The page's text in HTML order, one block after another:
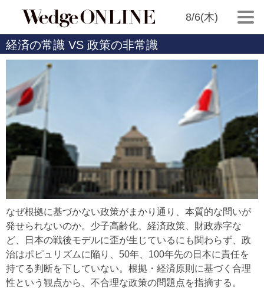
8/6(木)
経済の常識 VS 政策の非常識
なぜ根拠に基づかない政策がまかり通り、本質的な問いが
発せられないのか。少子高齢化、経済政策、財政赤字な
ど、日本の戦後モデルに歪が生じているにも関わらず、政
治はポピュリズムに陥り、50年、100年先の日本に責任を
持てる判断を下していない。根拠・経済原則に基づく合理
性という観点から、不合理な政策の問題点を指摘する。